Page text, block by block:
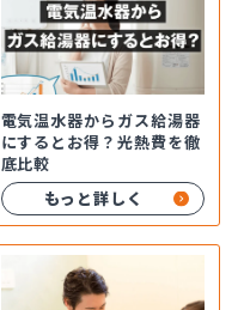
電気温水器からガス給湯器
にするとお得？光熱費を徹
底比較
もっと詳しく